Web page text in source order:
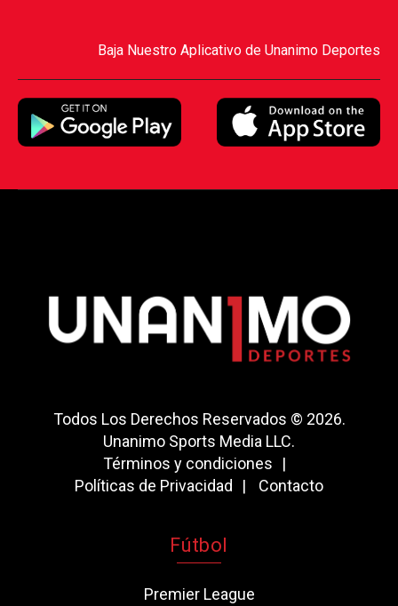
Baja Nuestro Aplicativo de Unanimo Deportes
Todos Los Derechos Reservados © 2026.
Unanimo Sports Media LLC.
Términos y condiciones
Políticas de Privacidad
Contacto
Fútbol
Premier League